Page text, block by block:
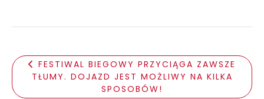
FESTIWAL BIEGOWY PRZYCIĄGA ZAWSZE
TŁUMY. DOJAZD JEST MOŻLIWY NA KILKA
SPOSOBÓW!